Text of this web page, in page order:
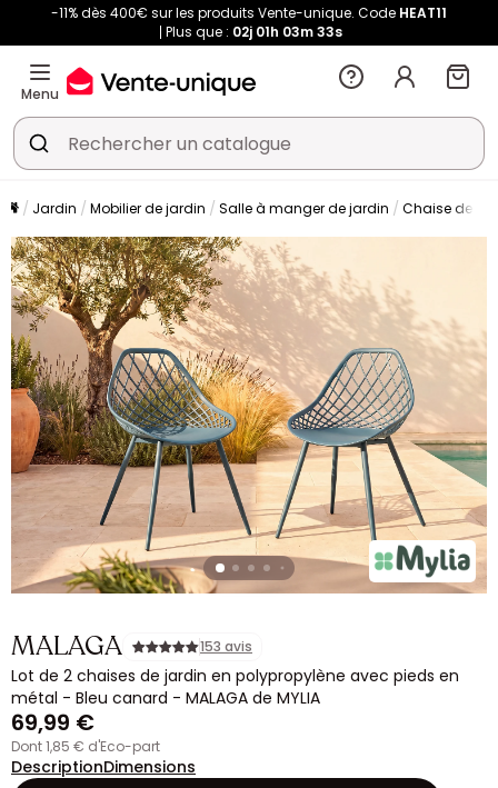
-11% dès 400€ sur les produits Vente-unique. Code HEAT11
Plus que :02j 01h 03m 31s
Menu
Jardin Mobilier de jardin Salle à manger de jardin Chaise de
MALAGA 153 avis
Lot de 2 chaises de jardin en polypropylène avec pieds en
métal - Bleu canard - MALAGA de MYLIA
69,99 €
dont 1,85 € d'Eco-part
DescriptionDimensions